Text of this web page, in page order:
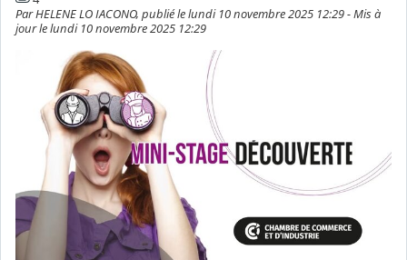
Par HELENE LO IACONO, publié le lundi 10 novembre 2025 12:29 - Mis à
jour le lundi 10 novembre 2025 12:29